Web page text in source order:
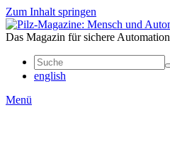
Zum Inhalt springen
Das Magazin für sichere Automation
english
Menü